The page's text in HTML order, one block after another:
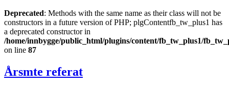
Deprecated: Methods with the same name as their class will not be
constructors in a future version of PHP; plgContentfb_tw_plus1 has
a deprecated constructor in
/home/innbygge/public_html/plugins/content/fb_tw_plus1/
on line 87
Årsmte referat